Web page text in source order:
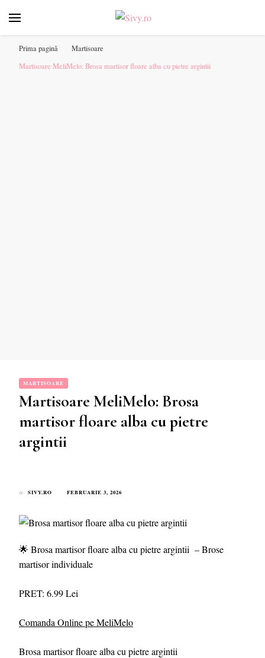
Prima pagină
Martisoare
Martisoare MeliMelo: Brosa martisor floare alba cu pietre argintii
MARTISOARE
Martisoare MeliMelo: Brosa
martisor floare alba cu pietre
argintii
de SIVY.RO FEBRUARIE 3, 2026
🌟 Brosa martisor floare alba cu pietre argintii – Brose
martisor individuale
PRET: 6.99 Lei
Comanda Online pe MeliMelo
Brosa martisor floare alba cu pietre argintii